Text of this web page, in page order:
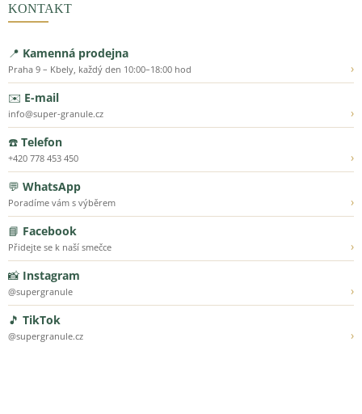
KONTAKT
📍 Kamenná prodejna
Praha 9 – Kbely, každý den 10:00–18:00 hod
›
✉️ E-mail
info@super-granule.cz
›
☎️ Telefon
+420 778 453 450
›
💬 WhatsApp
Poradíme vám s výběrem
›
📘 Facebook
Přidejte se k naší smečce
›
📸 Instagram
@supergranule
›
🎵 TikTok
@supergranule.cz ›